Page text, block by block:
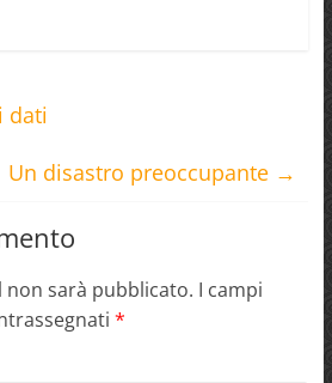
dati
Un disastro preoccupante →
sarà pubblicato. I campi
*